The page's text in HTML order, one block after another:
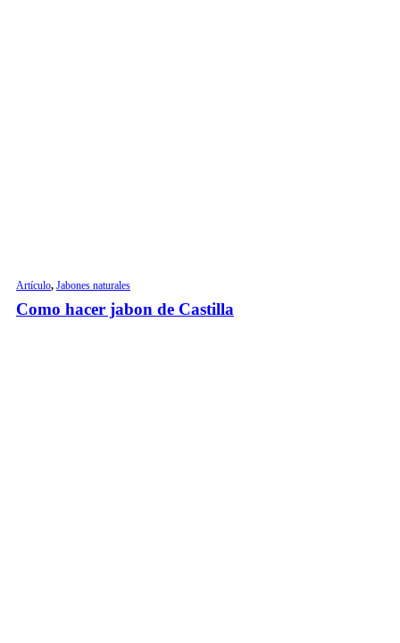
Artículo, Jabones naturales
Como hacer jabon de Castilla